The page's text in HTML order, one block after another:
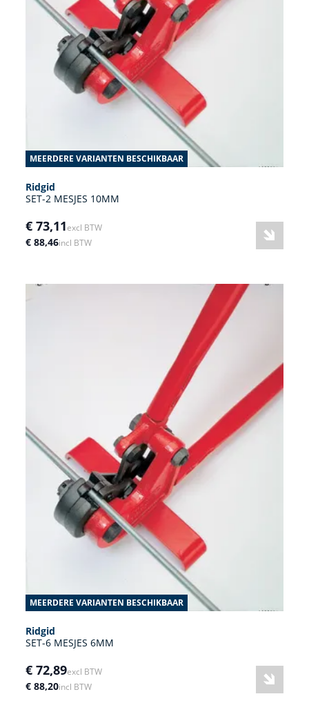
MEERDERE VARIANTEN BESCHIKBAAR
Ridgid
SET-2 MESJES 10MM
€ 73,11excl BTW
€ 88,46incl BTW
MEERDERE VARIANTEN BESCHIKBAAR
Ridgid
SET-6 MESJES 6MM
€ 72,89excl BTW
€ 88,20incl BTW